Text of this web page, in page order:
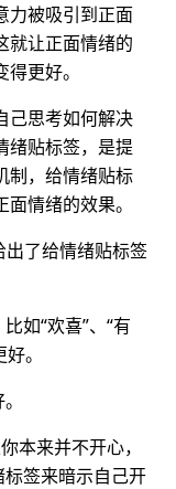
力被吸引到正面
就让正面情绪的
更好。
己思考如何解决
绪贴标签，是提
制，给情绪贴标
情绪的效果。
了给情绪贴标签
如“欢喜”、“有
。
本来并不开心，
标签来暗示自己开